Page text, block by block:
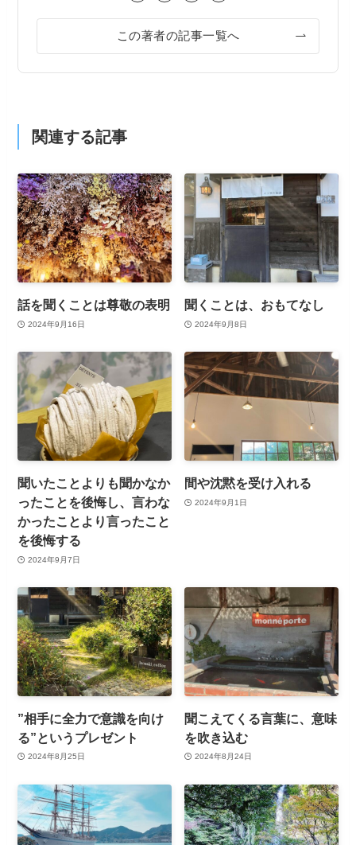
この著者の記事一覧へ
関連する記事
話を聞くことは尊敬の表明
2024年9月16日
聞くことは、おもてなし
2024年9月8日
聞いたことよりも聞かなか
ったことを後悔し、言わな
かったことより言ったこと
を後悔する
2024年9月7日
間や沈黙を受け入れる
2024年9月1日
”相手に全力で意識を向け
る”というプレゼント
2024年8月25日
聞こえてくる言葉に、意味
を吹き込む
2024年8月24日